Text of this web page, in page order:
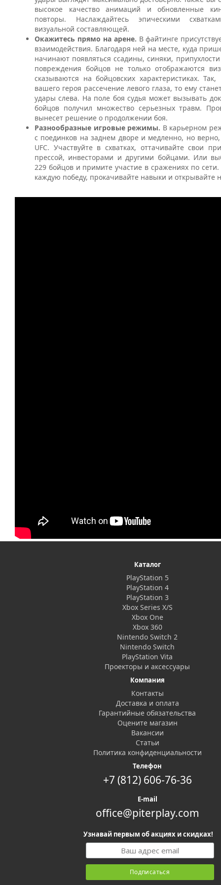
высокое качество анимаций и обновленные
повторы. Наслаждайтесь эпическими
визуальной составляющей.
Окажитесь прямо на арене. В файтинге
взаимодействия. Благодаря ней на месте, куда
начинают появляться ссадины, синяки,
повреждения бойцов не только отображаются
сказываются на бойцовских характеристиках.
вашего героя рассечение левого глаза, то ему
удары слева. На поле боя судья может вызывать
бойцов получил множество серьезных травм.
вынесет решение о продолжении боя.
Разнообразные игровые режимы. В карьерном
с поединков на заднем дворе и медленно, но верно,
UFC. Участвуйте в схватках, оттачивайте свои
прессой, инвесторами и другими бойцами. Или
229 бойцов и примите участие в сражениях по
каждую победу, прокачивайте навыки и открывайте
Каталог
PlayStation 5
PlayStation 4
PlayStation 3
Xbox Series X/S
Xbox One
Xbox 360
Nintendo Switch 2
Nintendo Switch
PlayStation Vita
Проекторы и аксессуары
Компания
Контакты
Доставка и оплата
Гарантийные обязательства
Оцените магазин
Вакансии
Статьи
Политика конфиденциальности
Телефон
+7 (812) 606-76-36
E-mail
office@piterplay.com
Узнавай первым об акциях и скидках!